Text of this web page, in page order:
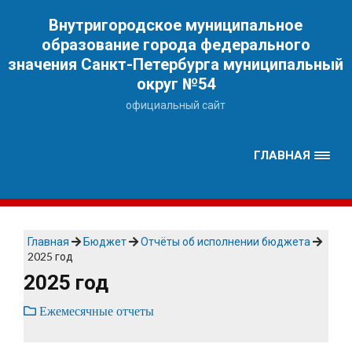
Внутригородское муниципальное
образование города федерального
значения Санкт-Петербурга муниципальный
округ №54
официальный сайт
ГЛАВНАЯ
Главная Бюджет
Отчёты об исполнении бюджета
2025 год
2025 год
Ежемесячные отчеты